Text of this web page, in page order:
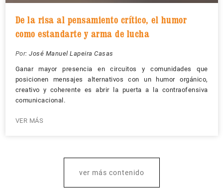
De la risa al pensamiento crítico, el humor
como estandarte y arma de lucha
Por: José Manuel Lapeira Casas
Ganar mayor presencia en circuitos y comunidades que
posicionen mensajes alternativos con un humor orgánico,
creativo y coherente es abrir la puerta a la contraofensiva
comunicacional.
VER MÁS
ver más contenido